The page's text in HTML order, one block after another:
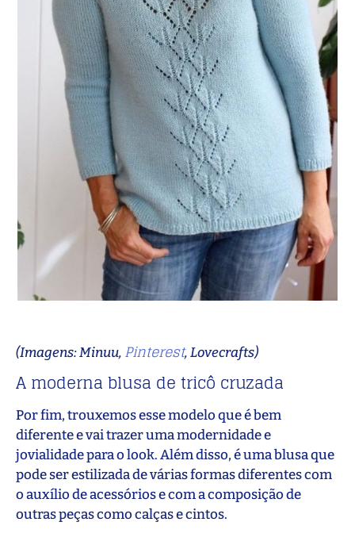
(Imagens: Minuu, Pinterest, Lovecrafts)
A moderna blusa de tricô cruzada
Por fim, trouxemos esse modelo que é bem
diferente e vai trazer uma modernidade e
jovialidade para o look. Além disso, é uma blusa que
pode ser estilizada de várias formas diferentes com
o auxílio de acessórios e com a composição de
outras peças como calças e cintos.